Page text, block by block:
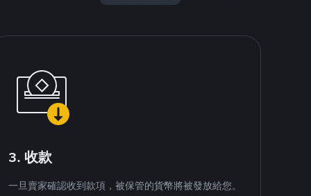
3. 收款
一旦賣家確認收到款項，被保管的貨幣將被發放給您。